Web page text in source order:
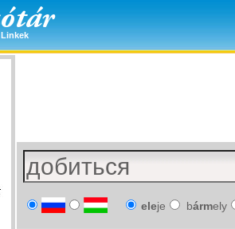
Linkek
eleje bármely